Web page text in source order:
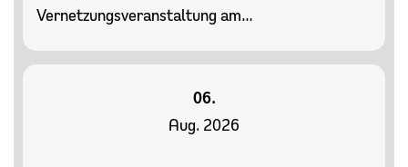
Vernetzungsveranstaltung am…
06.
Aug. 2026